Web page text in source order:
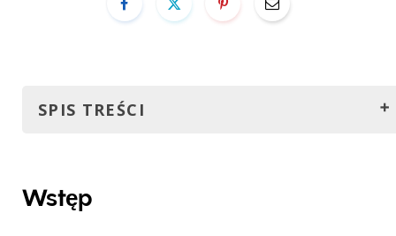
SPIS TREŚCI
Z dala od cywilizacji
Wstęp